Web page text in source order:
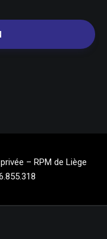
– RPM de Liège